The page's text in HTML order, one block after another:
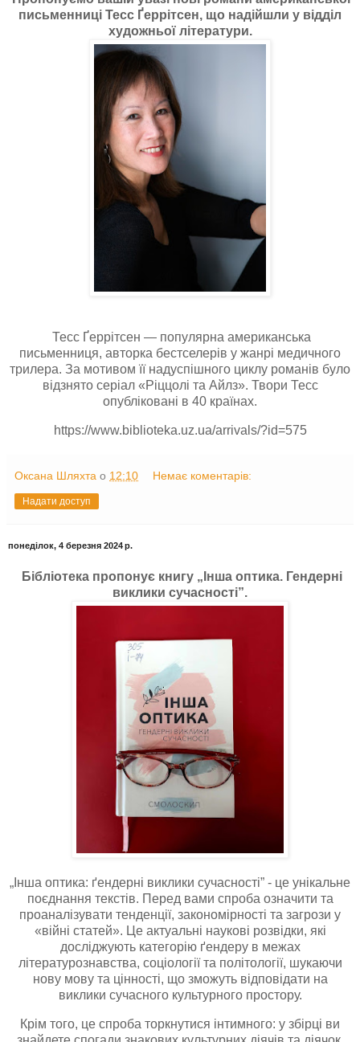
письменниці Тесс Ґеррітсен, що надійшли у відділ
художньої літератури.
Тесс Ґеррітсен — популярна американська
письменниця, авторка бестселерів у жанрі медичного
трилера. За мотивом її надуспішного циклу романів було
відзнято серіал «Ріццолі та Айлз». Твори Тесс
опубліковані в 40 країнах.
https://www.biblioteka.uz.ua/arrivals/?id=575
Оксана Шляхта о 12:10 Немає коментарів:
Надати доступ
понеділок, 4 березня 2024 р.
Бібліотека пропонує книгу „Інша оптика. Гендерні
виклики сучасності”.
„Інша оптика: ґендерні виклики сучасності” - це унікальне
поєднання текстів. Перед вами спроба означити та
проаналізувати тенденції, закономірності та загрози у
«війні статей». Це актуальні наукові розвідки, які
досліджують категорію ґендеру в межах
літературознавства, соціології та політології, шукаючи
нову мову та цінності, що зможуть відповідати на
виклики сучасного культурного простору.
Крім того, це спроба торкнутися інтимного: у збірці ви